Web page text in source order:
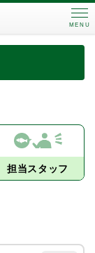
MENU
担当スタッフ